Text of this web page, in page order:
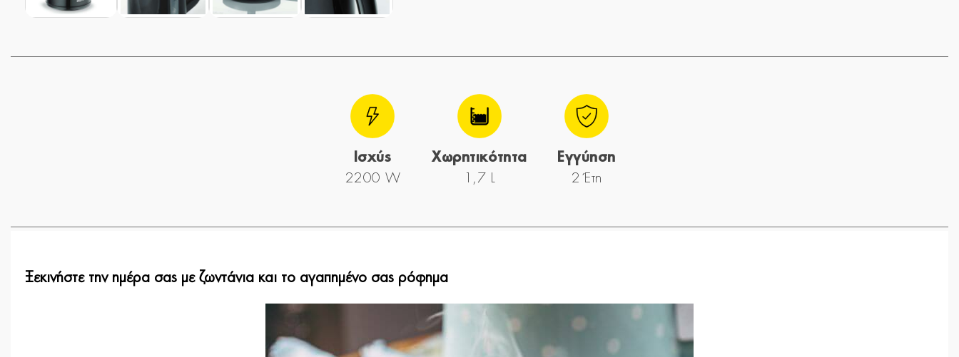
Ισχύς
2200 W
Χωρητικότητα
1,7 L
Εγγύηση
2 Έτη
Ξεκινήστε την ημέρα σας με ζωντάνια και το αγαπημένο σας ρόφημα